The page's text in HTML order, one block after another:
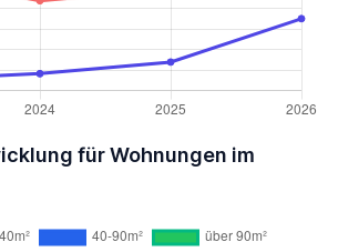
für Wohnungen im